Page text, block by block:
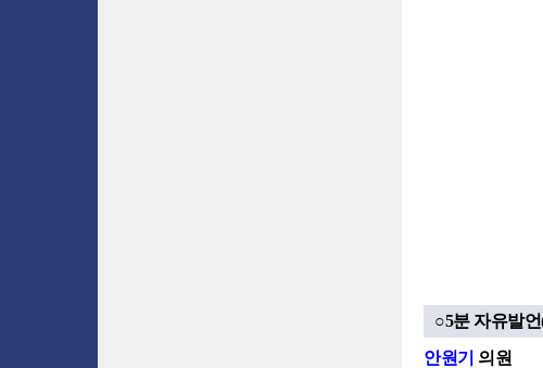
○5분 자유발
안원기 의원